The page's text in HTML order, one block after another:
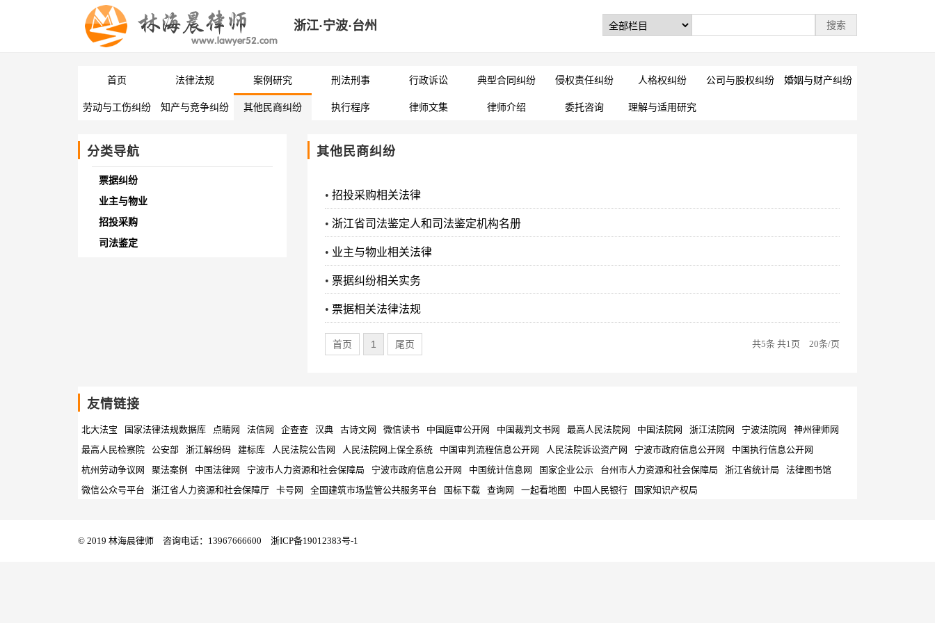
浙江·宁波·台州
首页 法律法规 案例研究 刑法刑事 行政诉讼 典型合同纠纷 侵权责任纠纷 人格权纠纷 公司与股权纠纷 婚姻与财产纠纷
劳动与工伤纠纷 知产与竞争纠纷 其他民商纠纷 执行程序 律师文集 律师介绍 委托咨询 理解与适用研究
其他民商纠纷
• 招投采购相关法律
• 浙江省司法鉴定人和司法鉴定机构名册
• 业主与物业相关法律
• 票据纠纷相关实务
• 票据相关法律法规
首页 1 尾页 共5条 共1页 20条/页
分类导航
票据纠纷
业主与物业
招投采购
司法鉴定
友情链接
北大法宝 国家法律法规数据库 点睛网 法信网 企查查 汉典 古诗文网 微信读书 中国庭审公开网 中国裁判文书网 最高人民法院网 中国法院网 浙江法院网 宁波法院网
神州律师网
最高人民检察院
公安部 浙江解纷码 建标库 人民法院公告网 人民法院网上保全系统 中国审判流程信息公开网 人民法院诉讼资产网 宁波市政府信息公开网
中国执行信息公开网
杭州劳动争议网
聚法案例 中国法律网 宁波市人力资源和社会保障局 宁波市政府信息公开网 中国统计信息网 国家企业公示 台州市人力资源和社会保障局 浙江省统计局
法律图书馆
微信公众号平台
浙江省人力资源和社会保障厅 卡号网 全国建筑市场监管公共服务平台 国标下载 查询网 一起看地图 中国人民银行 国家知识产权局
© 2019 林海晨律师 咨询电话：13967666600 浙ICP备19012383号-1